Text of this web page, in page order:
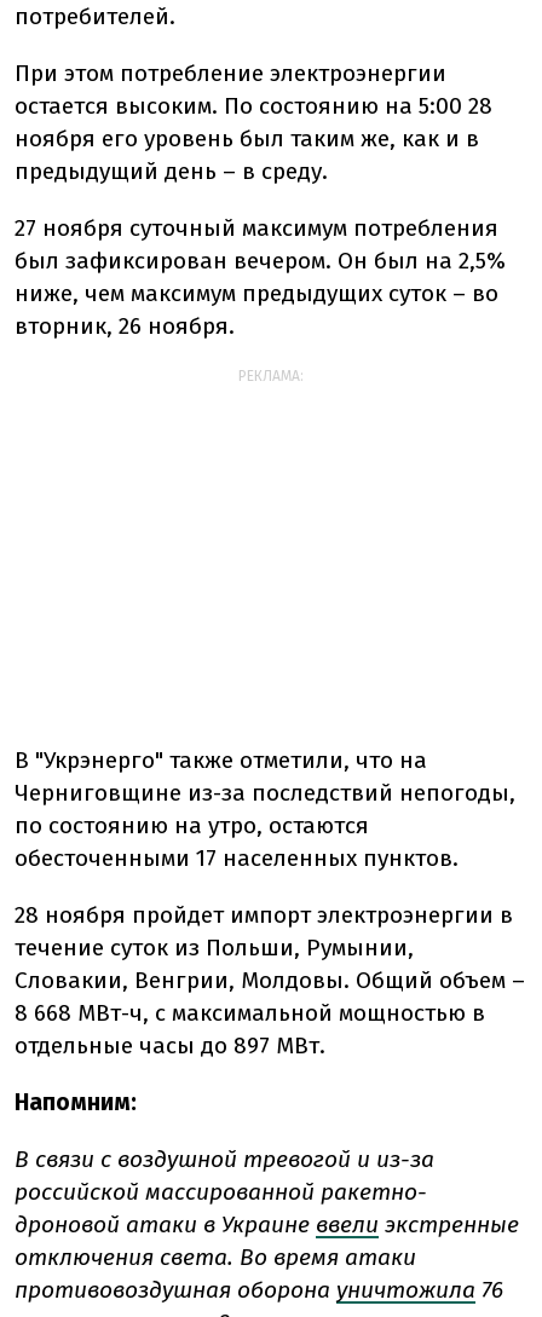
потребителей.
При этом потребление электроэнергии
остается высоким. По состоянию на 5:00 28
ноября его уровень был таким же, как и в
предыдущий день – в среду.
27 ноября суточный максимум потребления
был зафиксирован вечером. Он был на 2,5%
ниже, чем максимум предыдущих суток – во
вторник, 26 ноября.
РЕКЛАМА:
В "Укрэнерго" также отметили, что на
Черниговщине из-за последствий непогоды,
по состоянию на утро, остаются
обесточенными 17 населенных пунктов.
28 ноября пройдет импорт электроэнергии в
течение суток из Польши, Румынии,
Словакии, Венгрии, Молдовы. Общий объем –
8 668 МВт-ч, с максимальной мощностью в
отдельные часы до 897 МВт.
Напомним:
В связи с воздушной тревогой и из-за
российской массированной ракетно-
дроновой атаки в Украине ввели экстренные
отключения света. Во время атаки
противовоздушная оборона уничтожила 76